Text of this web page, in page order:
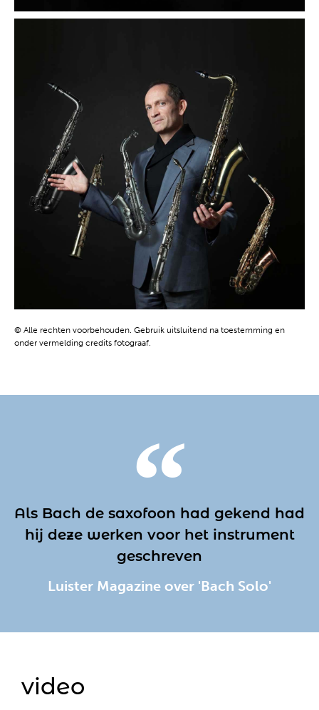
© Alle rechten voorbehouden. Gebruik uitsluitend na toestemming en
onder vermelding credits fotograaf.
Als Bach de saxofoon had gekend had
hij deze werken voor het instrument
geschreven
Luister Magazine over 'Bach Solo'
video